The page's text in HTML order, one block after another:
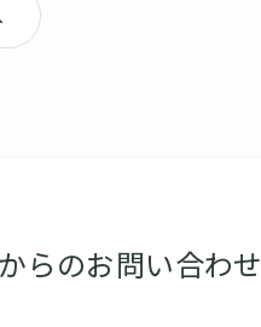
らのお問い合わせ